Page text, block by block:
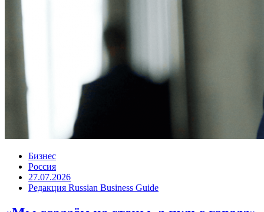
Бизнес
Россия
27.07.2026
Редакция Russian Business Guide